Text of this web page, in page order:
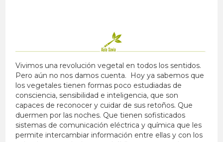
Vivimos una revolución vegetal en todos los sentidos.
Pero aún no nos damos cuenta. Hoy ya sabemos que
los vegetales tienen formas poco estudiadas de
consciencia, sensibilidad e inteligencia, que son
capaces de reconocer y cuidar de sus retoños. Que
duermen por las noches. Que tienen sofisticados
sistemas de comunicación eléctrica y química que les
permite intercambiar información entre ellas y con los